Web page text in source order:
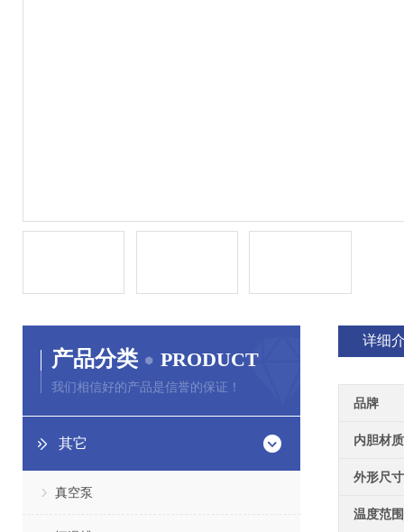
产品分类 PRODUCT
我们相信好的产品是信誉的保证！
其它
真空泵
详细
品牌
内胆材质
外形尺寸
温度范围